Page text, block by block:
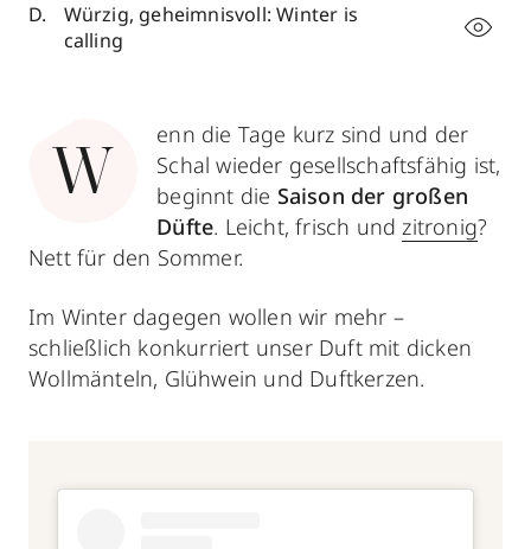
Würzig, geheimnisvoll: Winter is
calling
W
enn die Tage kurz sind und der
Schal wieder gesellschaftsfähig ist,
beginnt die Saison der großen
Düfte. Leicht, frisch undzitronig?
Nett für den Sommer.
Im Winter dagegen wollen wir mehr –
schließlich konkurriert unser Duft mit dicken
Wollmänteln, Glühwein und Duftkerzen.